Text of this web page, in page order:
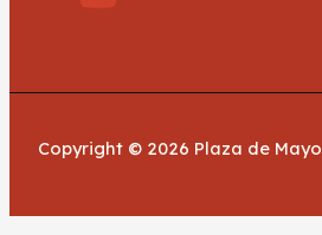
Copyright © 2026 Plaza de Mayo